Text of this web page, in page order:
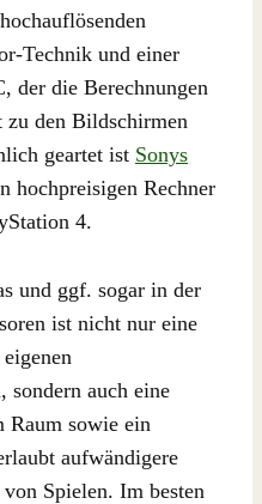
Technik und einer
der die Berechnungen
den Bildschirmen
geartet ist Sonys
hochpreisigen Rechner
4.
und ggf. sogar in der
ist nicht nur eine
sondern auch eine
Raum sowie ein
aufwändigere
Spielen. Im besten